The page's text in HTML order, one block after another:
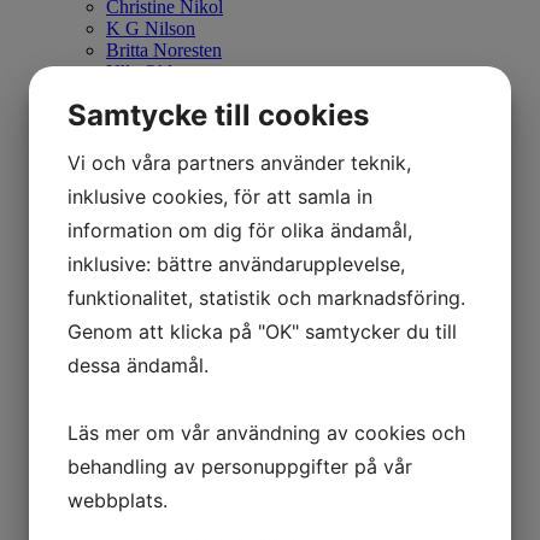
Christine Nikol
K G Nilson
Britta Noresten
Ulla Ohlson
Emil Olsson
Johan Palmborg
Sirje Papp
Johan Patricny
Ania Pauser
Mikael Persbrandt
Stefan MÅS Persson
Puppet Daniel Blomqvist
Madeleine Pyk
Paul Quant
Arthur Ragnarsson
Peter Reuterberg
Carl Fredrik Reuterswärd
Orion Righard
Roger Risberg
James Rizzi
Pedro Rodriguez Garrido
Anna Rosenbäck
Samtycke till cookies
Vi och våra partners använder teknik,
inklusive cookies, för att samla in
information om dig för olika ändamål,
inklusive: bättre användarupplevelse,
funktionalitet, statistik och marknadsföring.
Genom att klicka på "OK" samtycker du till
dessa ändamål.
Läs mer om vår användning av cookies och
behandling av personuppgifter på vår
webbplats.